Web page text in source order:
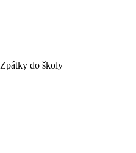
Zpátky do školy